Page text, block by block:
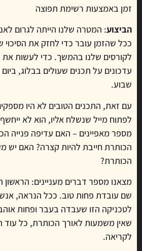
זמן באמצעות רשימת תפוצה
הביצוע: המטרה שלנו הייתה לגרום
ככל שהזמן עובר כדי לחזק את הסיכוי
לקורסים שלנו בהמשך. כדי לעשות את
עדכונים על תכנים שעולים בבלוג,
שבוע.
עם זאת, התכנים הטובים לא היו
לפתוח מייל שנשלח אליו, הוא לא
מספר מאפיינים – האם עדיפה פנייה
הכותרת חייבת להיות קצרה? האם יש
הכותרת?
מצאנו מספר דברים מעניינים: הראשון
שם עובדת פחות טוב. ככל הנראה,
לטכניקה הזו שעבדה בעבר ופחות
שאין משמעות לאורך הכותרת, כל עוד
לקריאה.